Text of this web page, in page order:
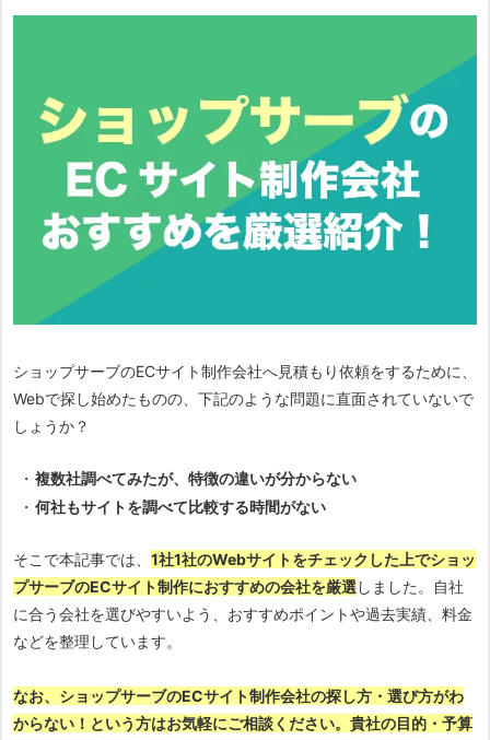
ショップサーブのECサイト制作会社へ見積もり依頼をするために、
Webで探し始めたものの、下記のような問題に直面されていないで
しょうか？
複数社調べてみたが、特徴の違いが分からない
何社もサイトを調べて比較する時間がない
そこで本記事では、 1社1社のWebサイトをチェックした上でショッ
プサーブのECサイト制作におすすめの会社を厳選 しました。自社
に合う会社を選びやすいよう、おすすめポイントや過去実績、料金
などを整理しています。
なお、ショップサーブのECサイト制作会社の探し方・選び方がわ
からない！という方はお気軽にご相談ください。貴社の目的・予算